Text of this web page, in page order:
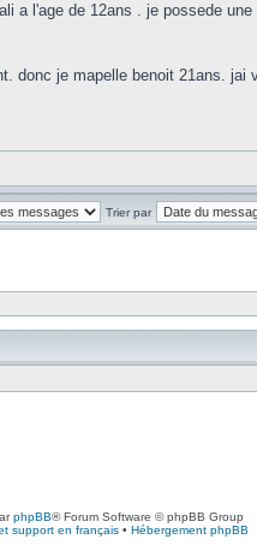
a l'age de 12ans . je possede
donc je mapelle benoit 21ans.
Trier par
phpBB® Forum Software © phpBB Group
support en français• Hébergement phpBB